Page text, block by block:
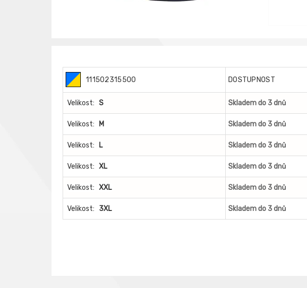
111502315500 DOSTUPNOST
Velikost: S Skladem do 3 dnů
Velikost: M Skladem do 3 dnů
Velikost: L Skladem do 3 dnů
Velikost: XL Skladem do 3 dnů
Velikost: XXL Skladem do 3 dnů
Velikost: 3XL Skladem do 3 dnů